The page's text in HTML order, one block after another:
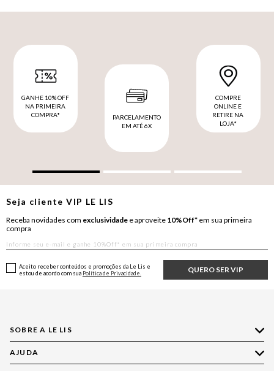
GANHE 10% OFF
NA PRIMEIRA
COMPRA*
PARCELAMENTO
EM ATÉ 6X
COMPRE
ONLINE E
RETIRE NA
LOJA*
Seja clienteVIP LE LIS
Receba novidades com exclusividade e aproveite 10%Off* em sua primeira
compra
QUERO SER VIP
Aceito receber conteúdos e promoções da Le Lis e
estou de acordo com sua Política de Privacidade.
SOBRE A LE LIS
Quem Somos
AJUDA